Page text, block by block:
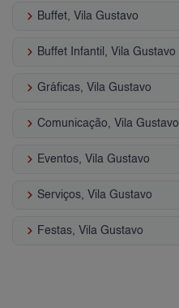
keyboard_arrow_right Buffet, Vila Gustavo
keyboard_arrow_right Buffet Infantil, Vila Gustavo
keyboard_arrow_right Gráficas, Vila Gustavo
keyboard_arrow_right Comunicação, Vila Gustavo
keyboard_arrow_right Eventos, Vila Gustavo
keyboard_arrow_right Serviços, Vila Gustavo
keyboard_arrow_right Festas, Vila Gustavo